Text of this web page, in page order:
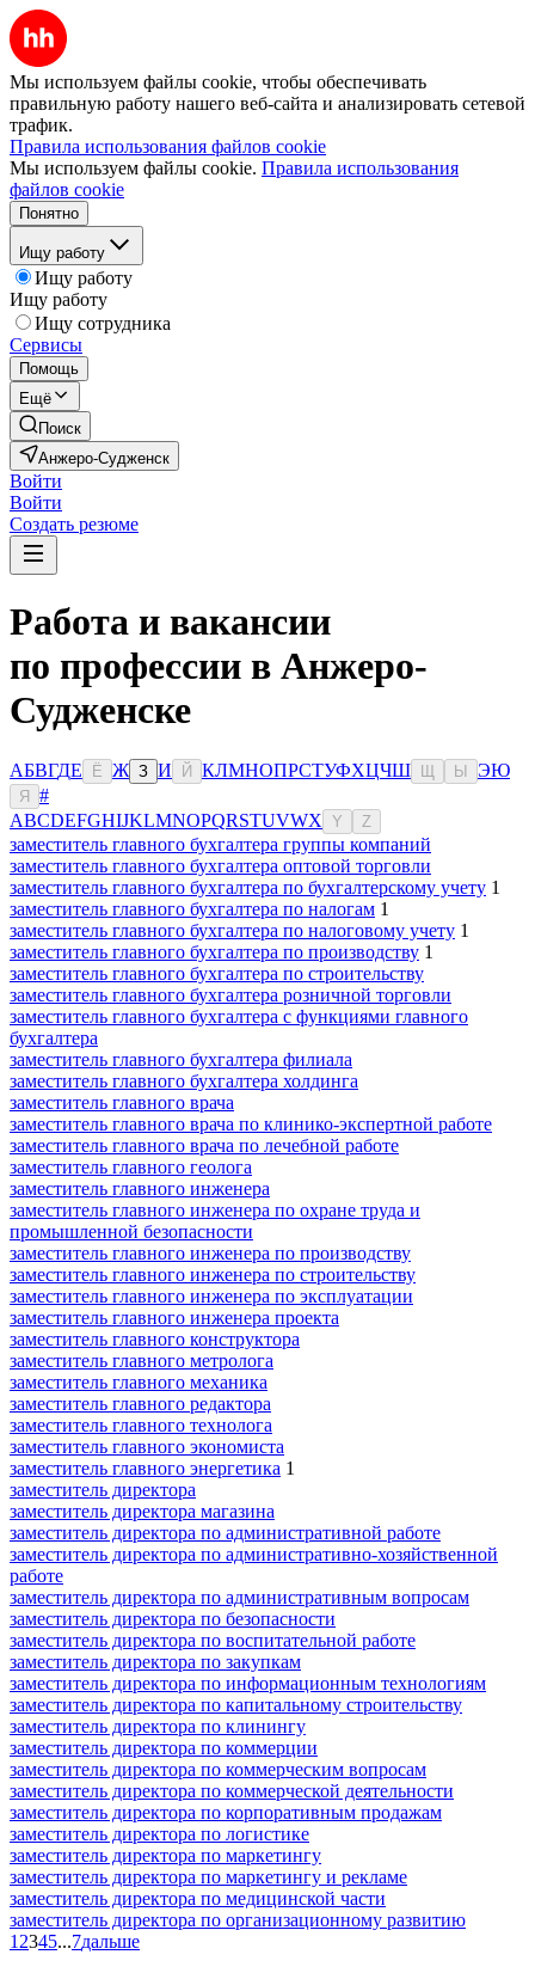
Мы используем файлы cookie, чтобы обеспечивать
правильную работу нашего веб-сайта и анализировать сетевой
трафик.
Правила использования файлов cookie
Мы используем файлы cookie. Правила использования
файлов cookie
Понятно
Ищу работу
Ищу работу
Ищу работу
Ищу сотрудника
Сервисы
Помощь
Ещё
Поиск
Анжеро-Судженск
Войти
Войти
Создать резюме
Работа и вакансии
по профессии в Анжеро-
Судженске
АБВГДЕ Ё Ж З И Й КЛМНОПРСТУФХЦЧШ Ы ЭЮ
Я
#
ABCDEFGHIJKLMNOPQRSTUVWX Y Z
заместитель главного бухгалтера группы компаний
заместитель главного бухгалтера оптовой торговли
заместитель главного бухгалтера по бухгалтерскому учету 1
заместитель главного бухгалтера по налогам 1
заместитель главного бухгалтера по налоговому учету 1
заместитель главного бухгалтера по производству 1
заместитель главного бухгалтера по строительству
заместитель главного бухгалтера розничной торговли
заместитель главного бухгалтера с функциями главного
бухгалтера
заместитель главного бухгалтера филиала
заместитель главного бухгалтера холдинга
заместитель главного врача
заместитель главного врача по клинико-экспертной работе
заместитель главного врача по лечебной работе
заместитель главного геолога
заместитель главного инженера
заместитель главного инженера по охране труда и
промышленной безопасности
заместитель главного инженера по производству
заместитель главного инженера по строительству
заместитель главного инженера по эксплуатации
заместитель главного инженера проекта
заместитель главного конструктора
заместитель главного метролога
заместитель главного механика
заместитель главного редактора
заместитель главного технолога
заместитель главного экономиста
заместитель главного энергетика 1
заместитель директора
заместитель директора магазина
заместитель директора по административной работе
заместитель директора по административно-хозяйственной
работе
заместитель директора по административным вопросам
заместитель директора по безопасности
заместитель директора по воспитательной работе
заместитель директора по закупкам
заместитель директора по информационным технологиям
заместитель директора по капитальному строительству
заместитель директора по клинингу
заместитель директора по коммерции
заместитель директора по коммерческим вопросам
заместитель директора по коммерческой деятельности
заместитель директора по корпоративным продажам
заместитель директора по логистике
заместитель директора по маркетингу
заместитель директора по маркетингу и рекламе
заместитель директора по медицинской части
заместитель директора по организационному развитию
1 2345...7дальше